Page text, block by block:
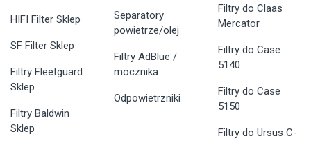
HIFI Filter Sklep
SF Filter Sklep
Filtry Fleetguard
Sklep
Filtry Baldwin
Sklep
Separatory
powietrze/olej
Filtry AdBlue /
mocznika
Odpowietrzniki
Filtry do Claas
Mercator
Filtry do Case
5140
Filtry do Case
5150
Filtry do Ursus C-